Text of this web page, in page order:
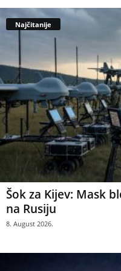
Najčitanije
Šok za Kijev: Mask
na Rusiju
8. August 2026.